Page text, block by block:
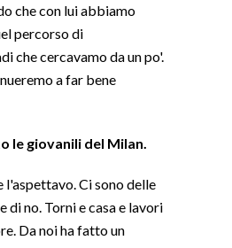
che con lui abbiamo
percorso di
che cercavamo da un po'.
a far bene
le giovanili del Milan
l'aspettavo. Ci sono delle
di no. Torni e casa e lavori
Da noi ha fatto un